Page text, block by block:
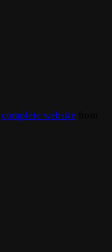
complete websitefrom